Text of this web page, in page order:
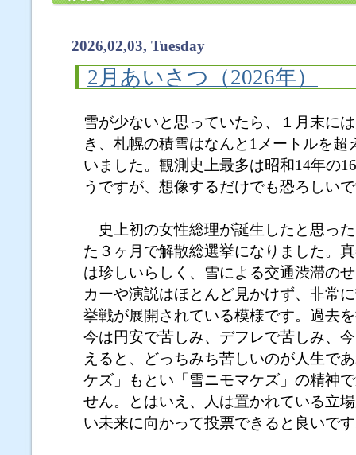
2026,02,03, Tuesday
2月あいさつ（2026年）
雪が少ないと思っていたら、
１月末に
き、札幌の積雪はなんと1メートルを超
いました。観測史上最多は昭和14年の
うですが、想像するだけでも恐ろしい
史上初の女性総理が誕生したと思っ
た３ヶ月で解散総選挙になりました。
は珍しいらしく、雪による交通渋滞の
カーや演説はほとんど見かけず、非常
挙戦が展開されている模様です。過去
今は円安で苦しみ、デフレで苦しみ、
えると、どっちみち苦しいのが人生で
ケズ」もとい「雪ニモマケズ」の精神
せん。とはいえ、人は置かれている立
い未来に向かって投票できると良いで